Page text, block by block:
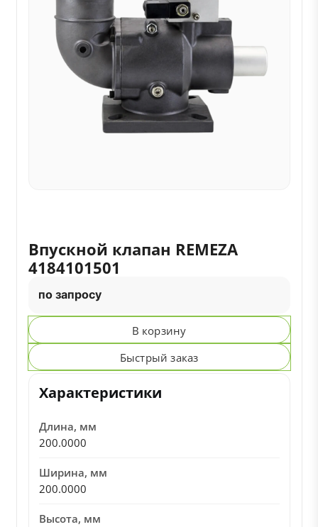
Впускной клапан REMEZA
4184101501
по запросу
В корзину
Быстрый заказ
Характеристики
Длина, мм
200.0000
Ширина, мм
200.0000
Высота, мм